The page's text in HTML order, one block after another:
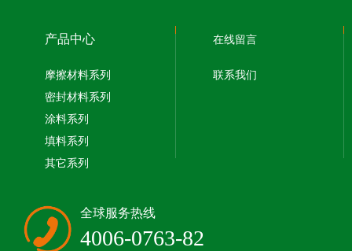
产品中心
摩擦材料系列
密封材料系列
涂料系列
填料系列
其它系列
在线留言
联系我们
全球服务热线
4006-0763-82